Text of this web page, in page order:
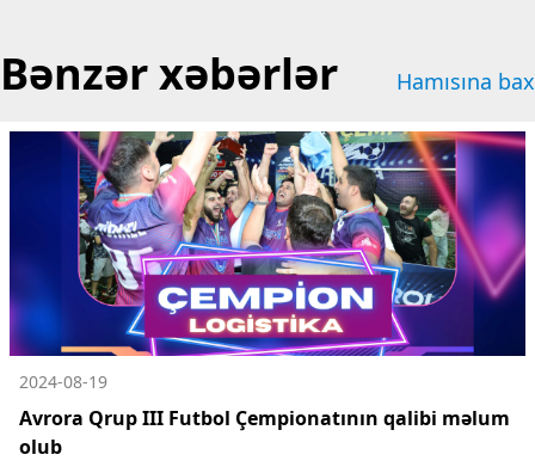
Bənzər xəbərlər Hamısına bax
2024-08-19
Avrora Qrup III Futbol Çempionatının qalibi məlum
olub